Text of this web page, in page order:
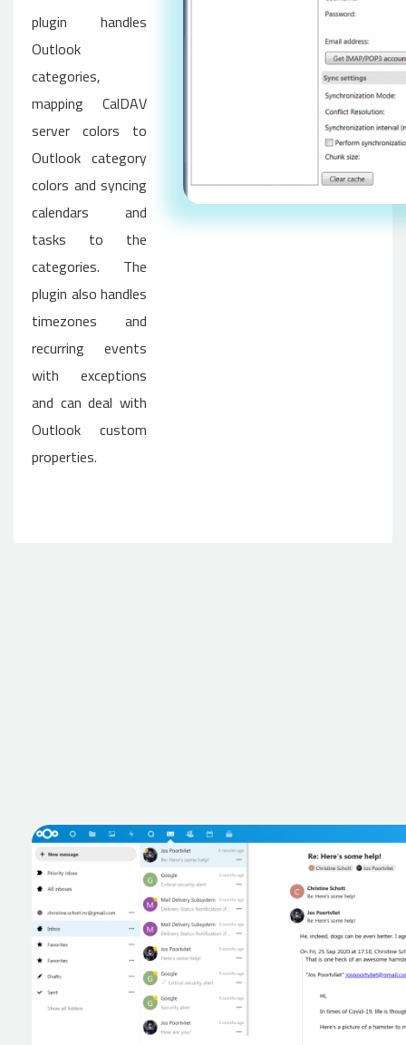
plugin handles
Outlook
categories,
mapping CalDAV
server colors to
Outlook category
colors and syncing
calendars and
tasks to the
categories. The
plugin also handles
timezones and
recurring events
with exceptions
and can deal with
Outlook custom
properties.